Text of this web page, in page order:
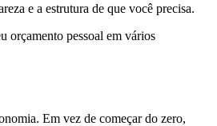
e a estrutura de que você precisa.
orçamento pessoal em vários
Em vez de começar do zero,